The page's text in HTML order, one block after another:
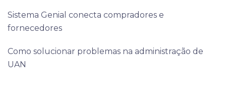
Sistema Genial conecta compradores e
fornecedores
Como solucionar problemas na administração de
UAN